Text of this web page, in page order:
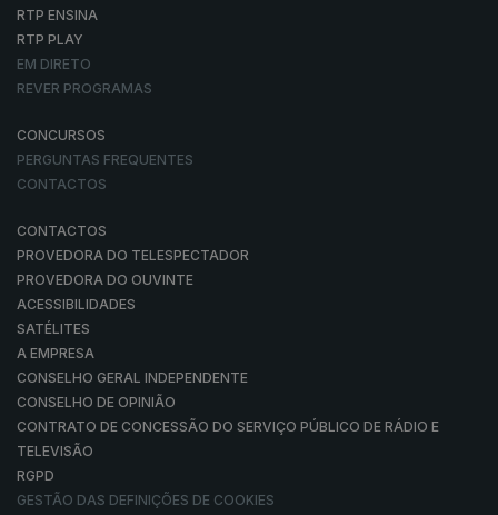
RTP ENSINA
RTP PLAY
EM DIRETO
REVER PROGRAMAS
CONCURSOS
PERGUNTAS FREQUENTES
CONTACTOS
CONTACTOS
PROVEDORA DO TELESPECTADOR
PROVEDORA DO OUVINTE
ACESSIBILIDADES
SATÉLITES
A EMPRESA
CONSELHO GERAL INDEPENDENTE
CONSELHO DE OPINIÃO
CONTRATO DE CONCESSÃO DO SERVIÇO PÚBLICO DE RÁDIO E
TELEVISÃO
RGPD
GESTÃO DAS DEFINIÇÕES DE COOKIES